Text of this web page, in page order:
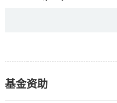
基金资助